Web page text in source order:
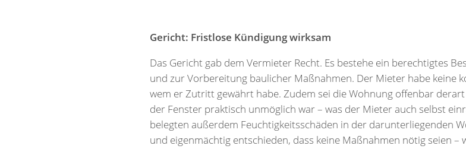
Gericht: Fristlose Kündigung wirksam
Das Gericht gab dem Vermieter Recht. Es bestehe ein berechtigtes
und zur Vorbereitung baulicher Maßnahmen. Der Mieter habe keine
wem er Zutritt gewährt habe. Zudem sei die Wohnung offenbar
der Fenster praktisch unmöglich war – was der Mieter auch selbst
belegten außerdem Feuchtigkeitsschäden in der darunterliegenden
und eigenmächtig entschieden, dass keine Maßnahmen nötig seien –